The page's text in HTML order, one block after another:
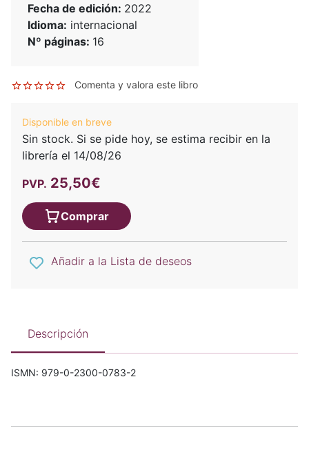
Fecha de edición: 2022
Idioma: internacional
Nº páginas: 16
Comenta y valora este libro
Disponible en breve
Sin stock. Si se pide hoy, se estima recibir en la
librería el 14/08/26
PVP. 25,50€
Comprar
Añadir a la Lista de deseos
Descripción
ISMN: 979-0-2300-0783-2